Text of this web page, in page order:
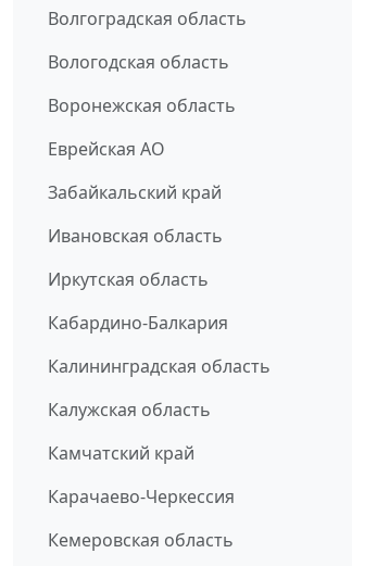
Волгоградская область
Вологодская область
Воронежская область
Еврейская АО
Забайкальский край
Ивановская область
Иркутская область
Кабардино-Балкария
Калининградская область
Калужская область
Камчатский край
Карачаево-Черкессия
Кемеровская область